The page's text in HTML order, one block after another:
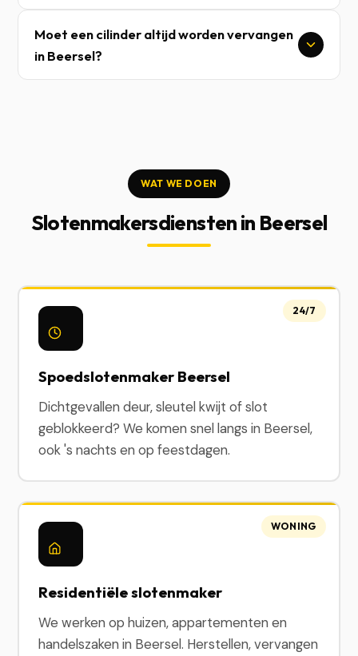
Moet een cilinder altijd worden vervangen
in Beersel?
WAT WE DOEN
Slotenmakersdiensten in Beersel
Spoedslotenmaker Beersel
Dichtgevallen deur, sleutel kwijt of slot
geblokkeerd? We komen snel langs in Beersel,
ook 's nachts en op feestdagen.
24/7
Residentiële slotenmaker
We werken op huizen, appartementen en
handelszaken in Beersel. Herstellen, vervangen
WONING